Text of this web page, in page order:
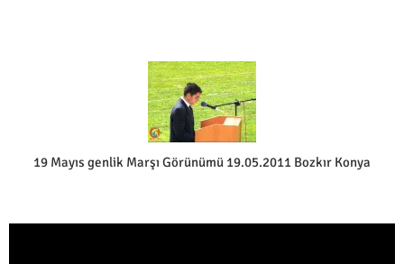
19 Mayıs genlik Marşı Görünümü 19.05.2011 Bozkır Konya